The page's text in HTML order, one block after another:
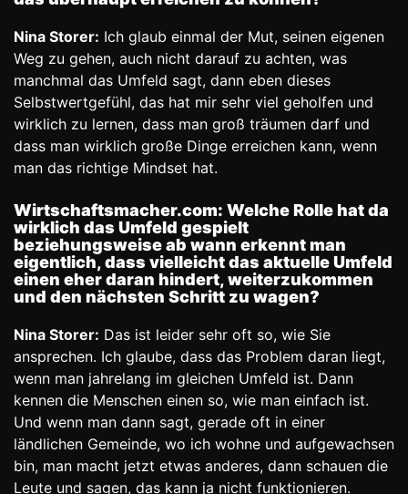
Nina Storer: Ich glaub einmal der Mut, seinen eigenen
Weg zu gehen, auch nicht darauf zu achten, was
manchmal das Umfeld sagt, dann eben dieses
Selbstwertgefühl, das hat mir sehr viel geholfen und
wirklich zu lernen, dass man groß träumen darf und
dass man wirklich große Dinge erreichen kann, wenn
man das richtige Mindset hat.
Wirtschaftsmacher.com: Welche Rolle hat da
wirklich das Umfeld gespielt
beziehungsweise ab wann erkennt man
eigentlich, dass vielleicht das aktuelle Umfeld
einen eher daran hindert, weiterzukommen
und den nächsten Schritt zu wagen?
Nina Storer: Das ist leider sehr oft so, wie Sie
ansprechen. Ich glaube, dass das Problem daran liegt,
wenn man jahrelang im gleichen Umfeld ist. Dann
kennen die Menschen einen so, wie man einfach ist.
Und wenn man dann sagt, gerade oft in einer
ländlichen Gemeinde, wo ich wohne und aufgewachsen
bin, man macht jetzt etwas anderes, dann schauen die
Leute und sagen, das kann ja nicht funktionieren.